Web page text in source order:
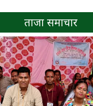
ताजा समाचार